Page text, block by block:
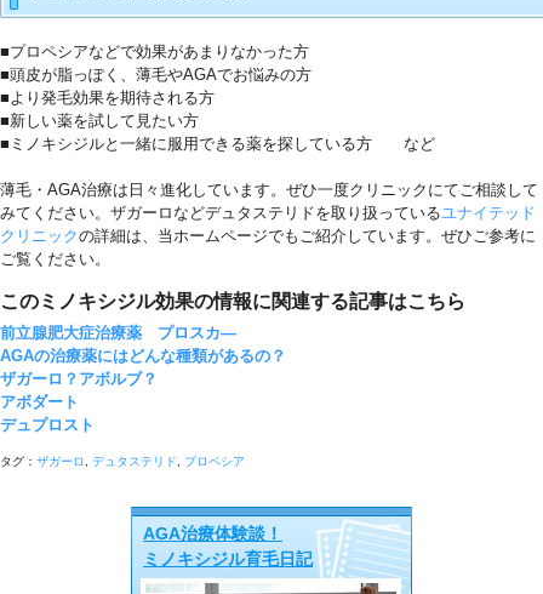
■プロペシアなどで効果があまりなかった方
■頭皮が脂っぽく、薄毛やAGAでお悩みの方
■より発毛効果を期待される方
■新しい薬を試して見たい方
■ミノキシジルと一緒に服用できる薬を探している方 など
薄毛・AGA治療は日々進化しています。ぜひ一度クリニックにてご相談して
みてください。ザガーロなどデュタステリドを取り扱っているユナイテッド
クリニックの詳細は、当ホームページでもご紹介しています。ぜひご参考に
ご覧ください。
このミノキシジル効果の情報に関連する記事はこちら
前立腺肥大症治療薬 プロスカ―
AGAの治療薬にはどんな種類があるの？
ザガーロ？アボルブ？
アボダート
デュプロスト
タグ： ザガーロ デュタステリド プロペシア
AGA治療体験談！
ミノキシジル育毛日記